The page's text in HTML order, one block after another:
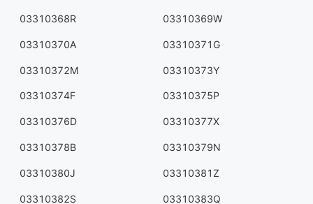
03310368R 03310369W
03310370A 03310371G
03310372M 03310373Y
03310374F 03310375P
03310376D 03310377X
03310378B 03310379N
03310380J 03310381Z
03310382S 03310383Q